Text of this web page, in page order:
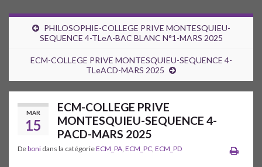
PHILOSOPHIE-COLLEGE PRIVE MONTESQUIEU-
SEQUENCE 4-TLeA-BAC BLANC N°1-MARS 2025
ECM-COLLEGE PRIVE MONTESQUIEU-SEQUENCE 4-
TLeACD-MARS 2025
MAR
15
ECM-COLLEGE PRIVE
MONTESQUIEU-SEQUENCE 4-
PACD-MARS 2025
Deboni dans la catégorieECM_PA, ECM_PC, ECM_PD